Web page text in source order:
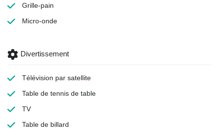
Grille-pain
Micro-onde
Divertissement
Télévision par satellite
Table de tennis de table
TV
Table de billard